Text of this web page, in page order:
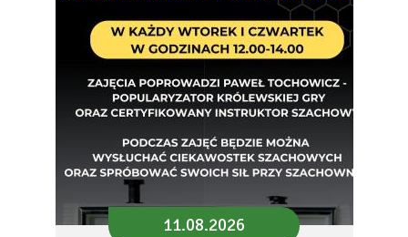
11.08.2026